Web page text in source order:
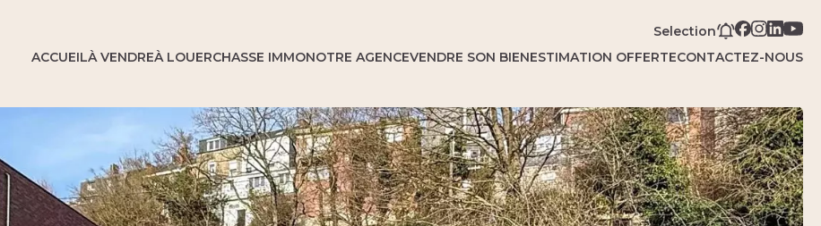
Selection
ACCUEILÀ VENDREÀ LOUERCHASSE IMMONOTRE AGENCEVENDRE SON BIENESTIMATION OFFERTECONTACTEZ-NOUS